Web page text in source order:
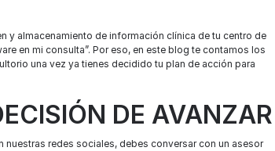
y almacenamiento de información clínica de tu centro de
en mi consulta”. Por eso, en este blog te contamos los
una vez ya tienes decidido tu plan de acción para
DE AVANZAR
redes sociales, debes conversar con un asesor